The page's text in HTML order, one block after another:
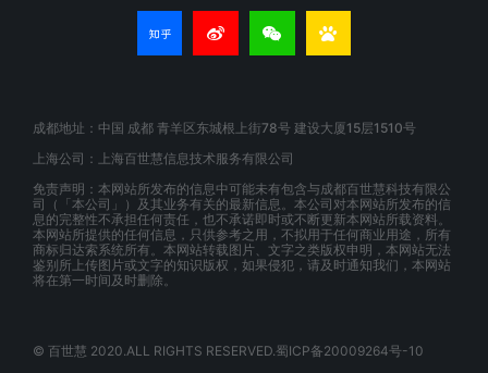
成都地址：中国 成都 青羊区东城根上街78号 建设大厦15层1510号
上海公司：上海百世慧信息技术服务有限公司
免责声明：本网站所发布的信息中可能未有包含与成都百世慧科技有限公
司（「本公司」）及其业务有关的最新信息。本公司对本网站所发布的信
息的完整性不承担任何责任，也不承诺即时或不断更新本网站所载资料。
本网站所提供的任何信息，只供参考之用，不拟用于任何商业用途，所有
商标归达索系统所有。本网站转载图片、文字之类版权申明，本网站无法
鉴别所上传图片或文字的知识版权，如果侵犯，请及时通知我们，本网站
将在第一时间及时删除。
© 百世慧 2020.ALL RIGHTS RESERVED.蜀ICP备20009264号-10